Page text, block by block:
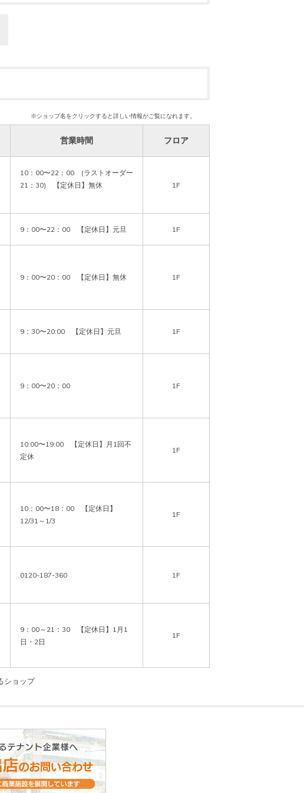
※ショップ名をクリックすると詳しい情報がご覧になれます。
営業時間 フロア
10：00〜22：00　(ラストオーダー
21：30)　【定休日】無休
1F
9：00〜22：00　【定休日】元旦 1F
9：00〜20：00　【定休日】無休 1F
9：30〜20:00　【定休日】元旦 1F
9：00〜20：00 1F
10:00〜19:00　【定休日】月1回不
定休
1F
10：00〜18：00　【定休日】
12/31～1/3
1F
0120-187-360 1F
9：00～21：30　【定休日】1月1
日・2日
1F
ショップ